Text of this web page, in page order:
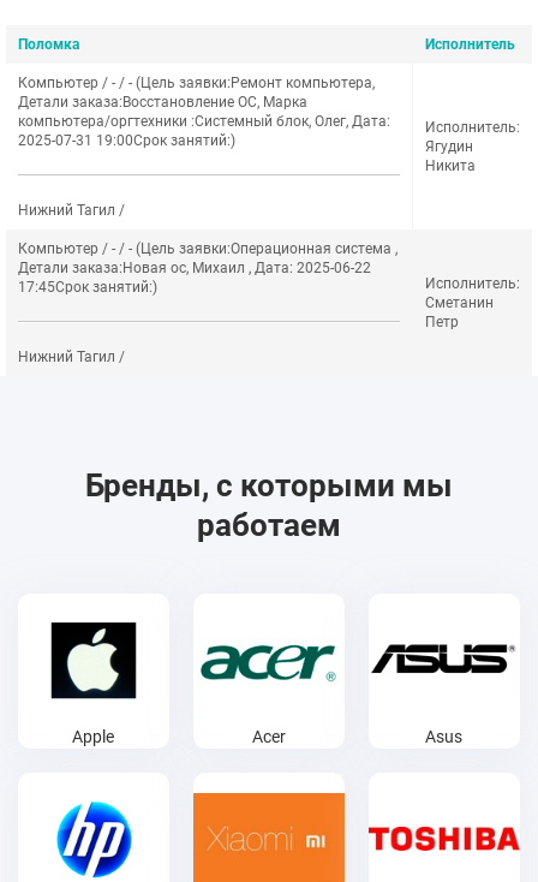
Поломка Исполнитель
Компьютер / - / - (Цель заявки:Ремонт компьютера,
Детали заказа:Восстановление ОС, Марка
компьютера/оргтехники :Системный блок, Олег, Дата:
2025-07-31 19:00Срок занятий:)
Нижний Тагил /
Исполнитель:
Ягудин
Никита
Компьютер / - / - (Цель заявки:Операционная система ,
Детали заказа:Новая ос, Михаил , Дата: 2025-06-22
17:45Срок занятий:)
Нижний Тагил /
Исполнитель:
Сметанин
Петр
Бренды, с которыми мы
работаем
Apple Acer Asus